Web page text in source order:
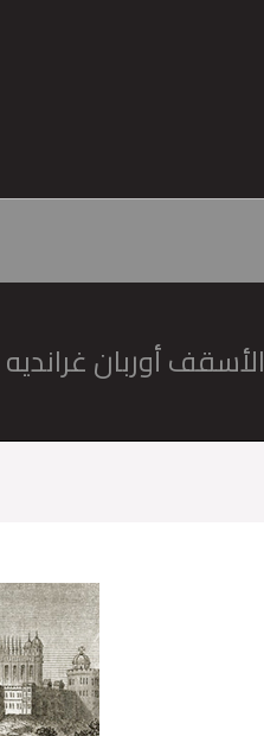
الأسقف أوربان